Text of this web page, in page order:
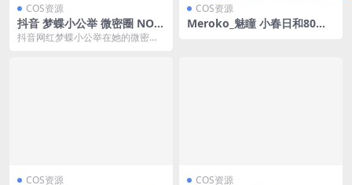
COS资源
抖音 梦蝶小公举 微密圈 NO.0
02期 【50P】
抖音网红梦蝶小公举在她的微密圈
COS资源
Meroko_魅瞳 小春日和80图
COS资源 COS资源